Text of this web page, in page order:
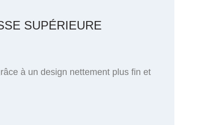
SUPÉRIEURE
à un design nettement plus fin et